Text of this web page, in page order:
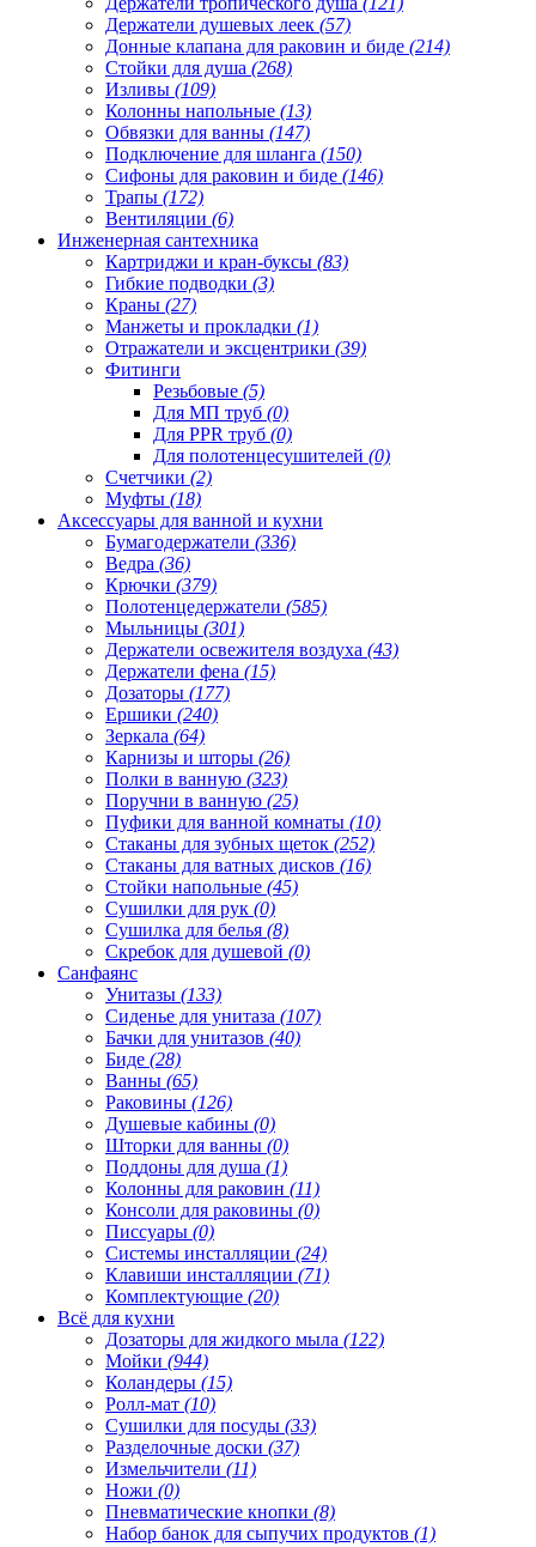
Держатели душевых леек (57)
Донные клапана для раковин и биде (214)
Стойки для душа (268)
Изливы (109)
Колонны напольные (13)
Обвязки для ванны (147)
Подключение для шланга (150)
Сифоны для раковин и биде (146)
Трапы (172)
Вентиляции (6)
Инженерная сантехника
Картриджи и кран-буксы (83)
Гибкие подводки (3)
Краны (27)
Манжеты и прокладки (1)
Отражатели и эксцентрики (39)
Фитинги
Резьбовые (5)
Для МП труб (0)
Для PPR труб (0)
Для полотенцесушителей (0)
Счетчики (2)
Муфты (18)
Аксессуары для ванной и кухни
Бумагодержатели (336)
Ведра (36)
Крючки (379)
Полотенцедержатели (585)
Мыльницы (301)
Держатели освежителя воздуха (43)
Держатели фена (15)
Дозаторы (177)
Ершики (240)
Зеркала (64)
Карнизы и шторы (26)
Полки в ванную (323)
Поручни в ванную (25)
Пуфики для ванной комнаты (10)
Стаканы для зубных щеток (252)
Стаканы для ватных дисков (16)
Стойки напольные (45)
Сушилки для рук (0)
Сушилка для белья (8)
Скребок для душевой (0)
Санфаянс
Унитазы (133)
Сиденье для унитаза (107)
Бачки для унитазов (40)
Биде (28)
Ванны (65)
Раковины (126)
Душевые кабины (0)
Шторки для ванны (0)
Поддоны для душа (1)
Колонны для раковин (11)
Консоли для раковины (0)
Писсуары (0)
Системы инсталляции (24)
Клавиши инсталляции (71)
Комплектующие (20)
Всё для кухни
Дозаторы для жидкого мыла (122)
Мойки (944)
Коландеры (15)
Ролл-мат (10)
Сушилки для посуды (33)
Разделочные доски (37)
Измельчители (11)
Ножи (0)
Пневматические кнопки (8)
Набор банок для сыпучих продуктов (1)